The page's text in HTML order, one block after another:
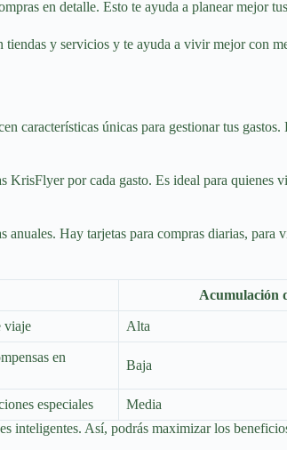
en detalle. Esto te ayuda a planear mejor
y servicios y te ayuda a vivir mejor con
características únicas para gestionar tus
por cada gasto. Es ideal para quienes
Hay tarjetas para compras diarias, para
Acumulación
viaje Alta
en
Baja
especiales Media
Así, podrás maximizar los